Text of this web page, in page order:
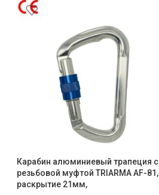
В КОРЗИНУ
Карабин алюминиевый трапеция с
резьбовой муфтой TRIARMA AF-81,
раскрытие 21мм,